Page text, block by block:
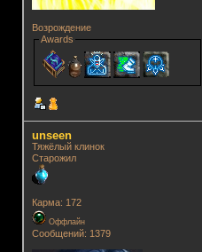
Возрождение
Awards
unseen
Тяжёлый клинок
Старожил
Карма: 172
Оффлайн
Сообщений: 1379